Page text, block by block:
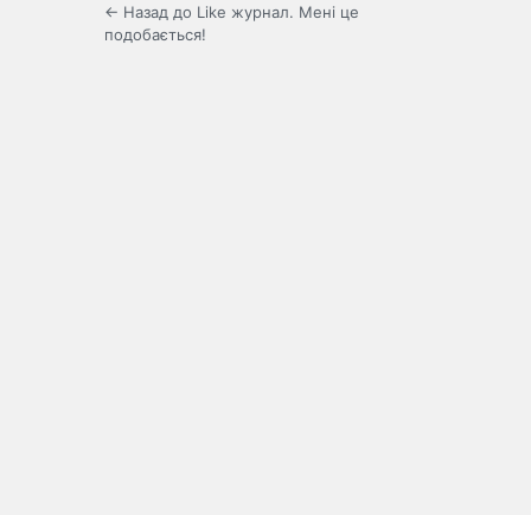
← Назад до Like журнал. Мені це
подобається!